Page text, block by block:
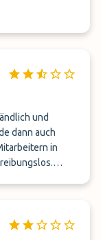
und
dann auch
in